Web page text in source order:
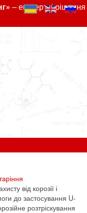
– експертні рішення
від корозії і
до застосування U-
розтріскування